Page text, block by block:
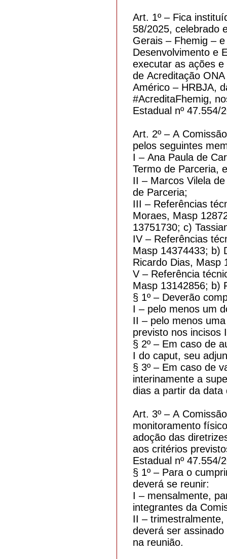
Art. 1º – Fica
58/2025, celebrado
Gerais – Fhemig –
Desenvolvimento e
executar as ações
de Acreditação
Américo – HRBJA,
#AcreditaFhemig,
Estadual nº 47.554/
Art. 2º – A
pelos seguintes
I – Ana Paula de
Termo de Parceria,
II – Marcos Vilela
de Parceria;
III – Referências
Moraes, Masp
13751730; c)
IV – Referências
Masp 14374433; b)
Ricardo Dias, Masp
V – Referência
Masp 13142856; b)
§ 1º – Deverão
I – pelo menos um
II – pelo menos
previsto nos incisos
§ 2º – Em caso de
I do caput, seu
§ 3º – Em caso de
interinamente a
dias a partir da data
Art. 3º – A
monitoramento
adoção das
aos critérios
Estadual nº 47.554/
§ 1º – Para o
deverá se reunir:
I – mensalmente,
integrantes da
II –
deverá ser
na reunião.